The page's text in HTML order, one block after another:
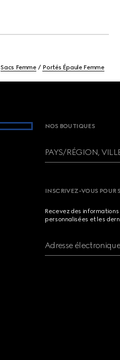
Sacs Femme Portés Épaule Femme
NOS BOUTIQUES
PAYS/RÉGION,
INSCRIVEZ-VOUS POUR
Recevez des
personnalisées et les
Adresse